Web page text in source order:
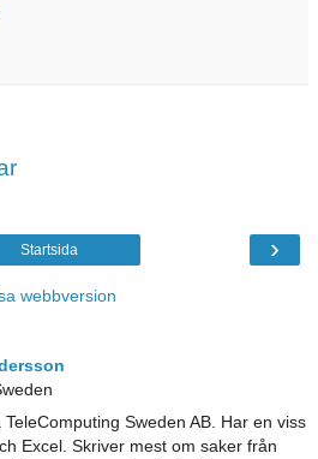
›
Startsida
webbversion
TeleComputing Sweden AB. Har en viss
Excel. Skriver mest om saker från